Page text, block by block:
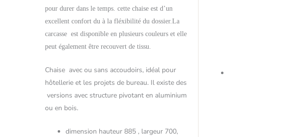
pour durer dans le temps. cette chaise est d’un
excellent confort du à la fléxibilité du dossier. La
carcasse est disponible en plusieurs couleurs et elle
peut également être recouvert de tissu.
Chaise avec ou sans accoudoirs, idéal pour
hôtellerie et les projets de bureau. Il existe des
versions avec structure pivotant en aluminium
ou en bois.
dimension hauteur 885 , largeur 700,